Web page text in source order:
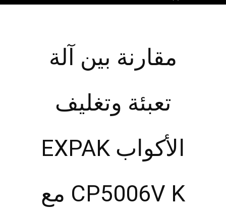
مقارنة بين آلة
تعبئة وتغليف
الأكواب EXPAK
CP5006V K مع